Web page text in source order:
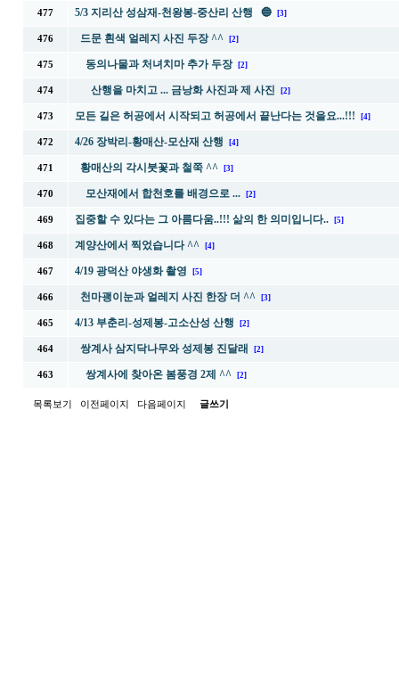
477 5/3 지리산 성삼재-천왕봉-중산리 산행 🔵 [3]
476 드문 흰색 얼레지 사진 두장 ^^ [2]
475 동의나물과 처녀치마 추가 두장 [2]
474 산행을 마치고 ... 금낭화 사진과 제 사진 [2]
473 모든 길은 허공에서 시작되고 허공에서 끝난다는 것을요...!!! [4]
472 4/26 장박리-황매산-모산재 산행 [4]
471 황매산의 각시붓꽃과 철쭉 ^^ [3]
470 모산재에서 합천호를 배경으로 ... [2]
469 집중할 수 있다는 그 아름다움..!!! 삶의 한 의미입니다.. [5]
468 계양산에서 찍었습니다 ^^ [4]
467 4/19 광덕산 야생화 촬영 [5]
466 천마괭이눈과 얼레지 사진 한장 더 ^^ [3]
465 4/13 부춘리-성제봉-고소산성 산행 [2]
464 쌍계사 삼지닥나무와 성제봉 진달래 [2]
463 쌍계사에 찾아온 봄풍경 2제 ^^ [2]
목록보기 이전페이지 다음페이지 글쓰기